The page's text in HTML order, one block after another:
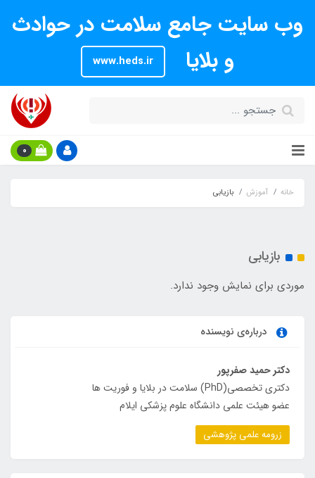
وب سایت جامع سلامت در حوادث
و بلایا
www.heds.ir
0
خانه آموزش بازیابی
بازیابی
موردی برای نمایش وجود ندارد.
درباره‌ی نویسنده
دکتر حمید صفرپور
دکتری تخصصی(PhD) سلامت در بلایا و فوریت ها
عضو هیئت علمی دانشگاه علوم پزشکی ایلام
زرومه علمی پژوهشی